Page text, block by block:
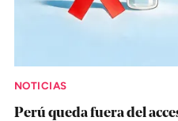
NOTICIAS
Perú queda fuera del